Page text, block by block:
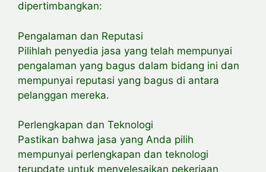
dipertimbangkan:
Pengalaman dan Reputasi
Pilihlah penyedia jasa yang telah mempunyai
pengalaman yang bagus dalam bidang ini dan
mempunyai reputasi yang bagus di antara
pelanggan mereka.
Perlengkapan dan Teknologi
Pastikan bahwa jasa yang Anda pilih
mempunyai perlengkapan dan teknologi
terupdate untuk menyelesaikan pekerjaan